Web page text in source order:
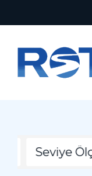
Seviye Ölçerler